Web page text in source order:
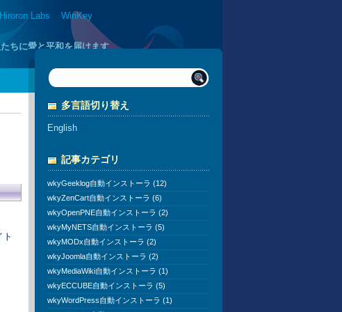
Hiroron Labs :: WinKey
ちに愛と平和を届けます
ト
多言語切り替え
English
記事カテゴリ
wkyGeeklog自動インストーラ (12)
wkyZenCart自動インストーラ (6)
wkyOpenPNE自動インストーラ (2)
wkyMyNETS自動インストーラ (5)
wkyMODx自動インストーラ (2)
wkyJoomla自動インストーラ (2)
wkyMediaWiki自動インストーラ (1)
wkyECCUBE自動インストーラ (5)
wkyWordPress自動インストーラ (1)